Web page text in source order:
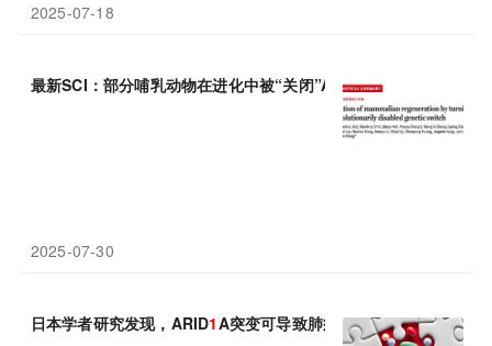
2025-07-18
最新SCI：部分哺乳动物在进化中被“关闭”Aldh1a2基因开关，无
2025-07-30
日本学者研究发现，ARID1A突变可导致肺癌患者对奥希替尼耐药